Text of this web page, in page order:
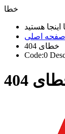
خطا
صفحه اصلی
خطای 404
Code:0
404